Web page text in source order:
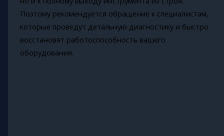
Поэтому рекомендуется обращение к специалистам,
которые проведут детальную диагностику и быстро
восстановят работоспособность вашего
оборудования.